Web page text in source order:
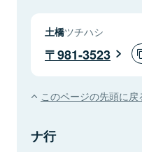
土橋ツチハシ
981-3523
このページの先頭に戻
ナ行